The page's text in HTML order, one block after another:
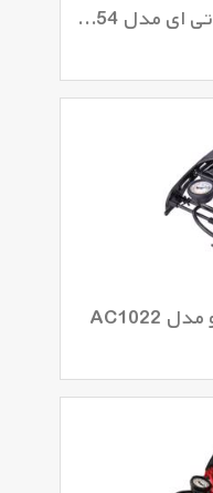
تلمبه پایی تک سیلندر اس تی ای مدل CB2954